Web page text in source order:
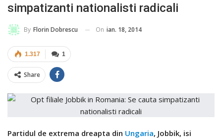
simpatizanti nationalisti radicali
By Florin Dobrescu On ian. 18, 2014
1
1.317
Share
Partidul de extrema dreapta din Ungaria, Jobbik, isi